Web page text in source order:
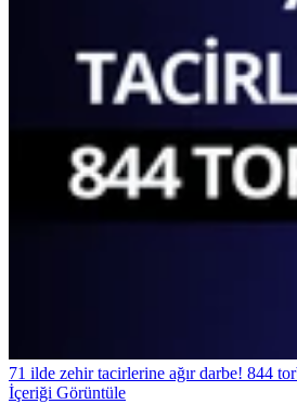
71 ilde zehir tacirlerine ağır darbe! 844
İçeriği Görüntüle